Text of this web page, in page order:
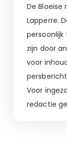
De
Lapperre.
zijn door
voor
Voor
redactie